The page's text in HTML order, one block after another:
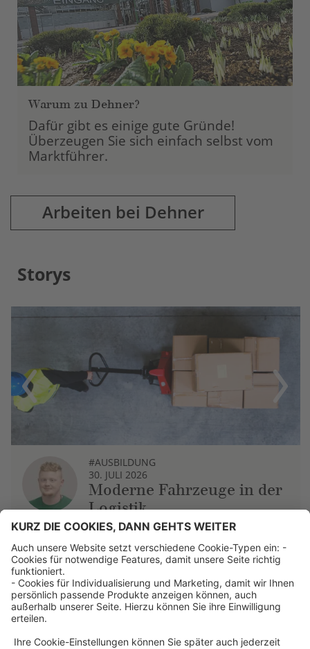
Warum zu Dehner?
Dafür gibt es einige gute Gründe!
Überzeugen Sie sich einfach selbst vom
Marktführer.
Arbeiten bei Dehner
Storys
Previous
#AUSBILDUNG
30. JULI 2026
Moderne Fahrzeuge in der
Logistik
Next